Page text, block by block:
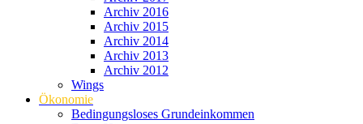
Archiv 2016
Archiv 2015
Archiv 2014
Archiv 2013
Archiv 2012
Wings
Ökonomie
Bedingungsloses Grundeinkommen